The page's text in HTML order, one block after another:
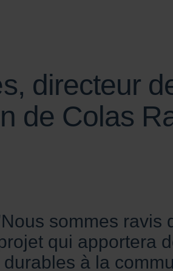
directeur
de Colas
sommes ravis
qui apportera
durables à la